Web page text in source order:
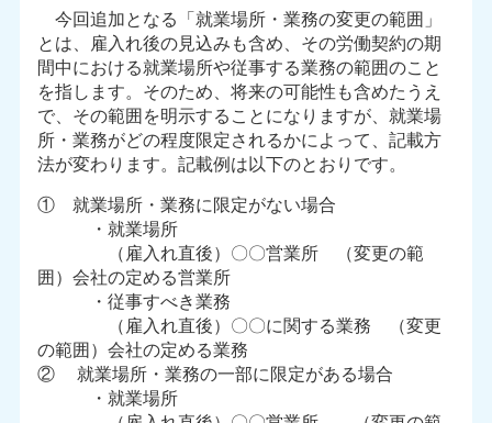
今回追加となる「就業場所・業務の変更の範囲」
とは、雇入れ後の見込みも含め、その労働契約の期
間中における就業場所や従事する業務の範囲のこと
を指します。そのため、将来の可能性も含めたうえ
で、その範囲を明示することになりますが、就業場
所・業務がどの程度限定されるかによって、記載方
法が変わります。記載例は以下のとおりです。
① 就業場所・業務に限定がない場合
・就業場所
（雇入れ直後）〇〇営業所 （変更の範
囲）会社の定める営業所
・従事すべき業務
（雇入れ直後）〇〇に関する業務 （変更
の範囲）会社の定める業務
② 就業場所・業務の一部に限定がある場合
・就業場所